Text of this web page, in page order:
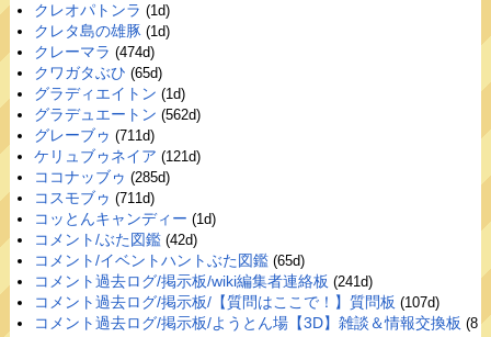
クレオパトンラ (1d)
クレタ島の雄豚(1d)
クレーマラ (474d)
クワガタぶひ (65d)
グラディエイトン (1d)
グラデュエートン (562d)
グレーブゥ (711d)
ケリュブゥネイア (121d)
ココナッブゥ (285d)
コスモブゥ (711d)
コッとんキャンディー (1d)
コメント/ぶた図鑑(42d)
コメント/イベントハントぶた図鑑(65d)
コメント過去ログ/掲示板/wiki編集者連絡板 (241d)
コメント過去ログ/掲示板/【質問はここで！】質問板 (107d)
コメント過去ログ/掲示板/ようとん場【3D】雑談＆情報交換板 (8